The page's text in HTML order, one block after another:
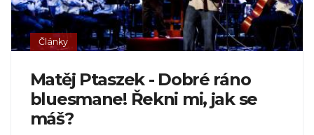
Články
Matěj Ptaszek - Dobré ráno
bluesmane! Řekni mi, jak se
máš?